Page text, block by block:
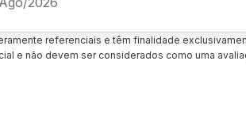
referenciais e têm finalidade
e não devem ser considerados como uma